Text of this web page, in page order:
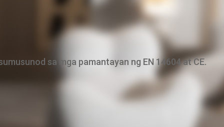
sa mga pamantayan ng EN 14604 at CE.